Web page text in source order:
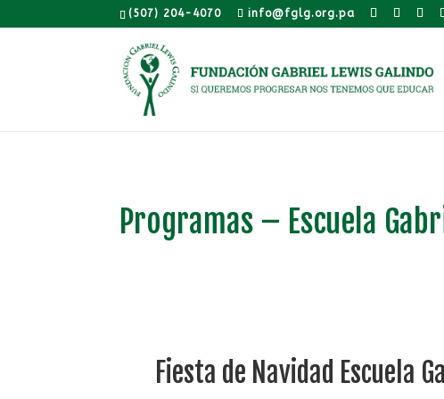
(507) 204-4070 info@fglg.org.pa
Programas – Escuela
Fiesta de Navidad Escuela